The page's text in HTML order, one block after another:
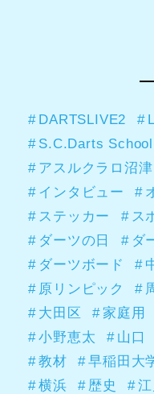
DARTSLIVE2
S.C.Darts School
アスルクラロ沼津
インタビュー
ステッカー
ス
ダーツの日
ダ
ダーツボード
原リンピック
大田区
家庭用
小野恵太
山口
教材
早稲田大
横浜
歴史 江